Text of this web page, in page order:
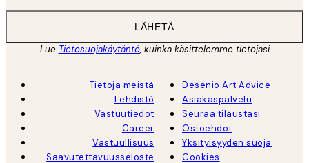
LÄHETÄ
Lue Tietosuojakäytäntö, kuinka käsittelemme tietojasi
Tietoja meistä
Lehdistö
Vastuutiedot
Career
Vastuullisuus
Saavutettavuusseloste
Desenio Art Advice
Asiakaspalvelu
Seuraa tilaustasi
Ostoehdot
Yksityisyyden suoja
Cookies